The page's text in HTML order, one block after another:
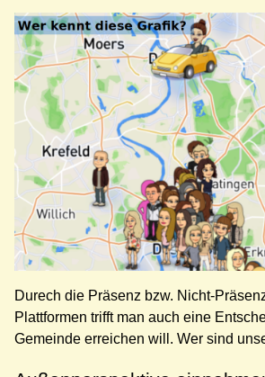
Durech die Präsenz bzw. Nicht-
Plattformen trifft man auch eine
Gemeinde erreichen will. Wer sind